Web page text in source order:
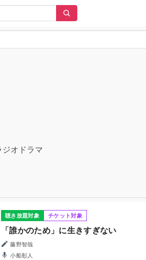
オドラマ
聴き放題対象 チケット対象
「誰かのため」に生きすぎない
藤野智哉
小船彰人